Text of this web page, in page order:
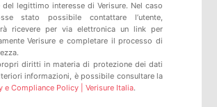
legittimo interesse di Verisure. Nel caso
stato possibile contattare l’utente,
ricevere per via elettronica un link per
Verisure e completare il processo di
diritti in materia di protezione dei dati
informazioni, è possibile consultare la
e Compliance Policy | Verisure Italia.